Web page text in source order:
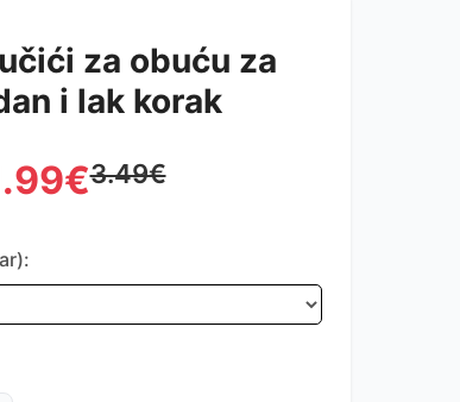
za obuću za
i lak korak
3.49€